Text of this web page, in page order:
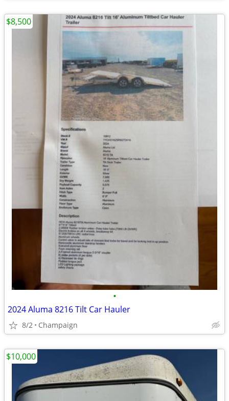
•
2024 Aluma 8216 Tilt Car Hauler
8/2 Champaign
$8,500
$10,000